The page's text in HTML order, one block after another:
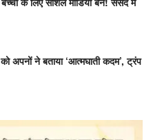
अपनों ने बताया ‘आत्मघाती कदम’, ट्रंप